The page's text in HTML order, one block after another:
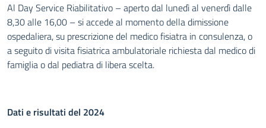
Al Day Service Riabilitativo – aperto dal lunedì al venerdì dalle
8,30 alle 16,00 – si accede al momento della dimissione
ospedaliera, su prescrizione del medico fisiatra in consulenza, o
a seguito di visita fisiatrica ambulatoriale richiesta dal medico di
famiglia o dal pediatra di libera scelta.
Dati e risultati del 2024